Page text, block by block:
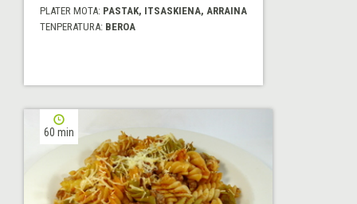
PLATER MOTA: PASTAK, ITSASKIENA, ARRAINA
TENPERATURA: BEROA
60 min